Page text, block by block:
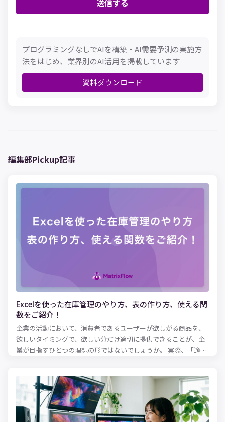
プログラミングなしでAIを構築・AI需要予測の実施方
法をはじめ、業界別のAI活用を掲載しています
資料ダウンロード
編集部Pickup記事
Excelを使った在庫管理のやり方、表の作り方、使える関
数をご紹介！
企業の活動において、消費者であるユーザーが欲しがる商品を、
欲しいタイミングで、欲しい分だけ適切に提供できることが、企
業が目指すひとつの理想の形ではないでしょうか。 実際、「適正
に務めるのは、およそ商品を扱う企業にとっては共通の使命とも
いえるのでしょう。 適性な在庫水準を保つために必要となるのが
在庫管理表です。 実際に、紙での在庫管理をしていることも少な
くないと思いますが、扱う商品などのアイテム数が多い場合、紙